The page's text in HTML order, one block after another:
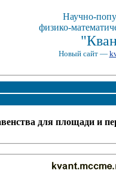
Научно-
физико-
Новый сайт —
для площади и